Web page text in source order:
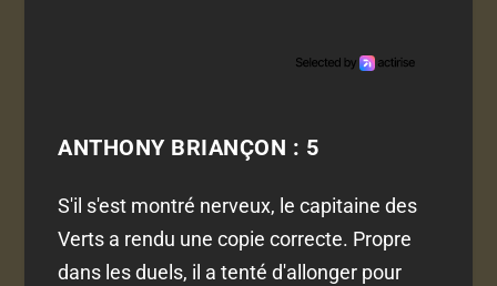
ANTHONY BRIANÇON : 5
S'il s'est montré nerveux, le capitaine des
Verts a rendu une copie correcte. Propre
dans les duels, il a tenté d'allonger pour